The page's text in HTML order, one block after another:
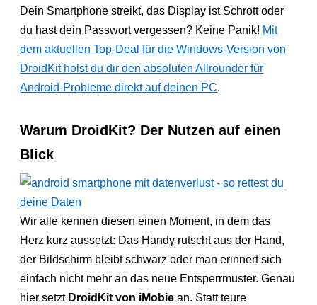
Dein Smartphone streikt, das Display ist Schrott oder
du hast dein Passwort vergessen? Keine Panik! Mit
dem aktuellen Top-Deal für die Windows-Version von
DroidKit holst du dir den absoluten Allrounder für
Android-Probleme direkt auf deinen PC.
Warum DroidKit? Der Nutzen auf einen
Blick
Wir alle kennen diesen einen Moment, in dem das
Herz kurz aussetzt: Das Handy rutscht aus der Hand,
der Bildschirm bleibt schwarz oder man erinnert sich
einfach nicht mehr an das neue Entsperrmuster. Genau
hier setzt DroidKit von iMobie an. Statt teure